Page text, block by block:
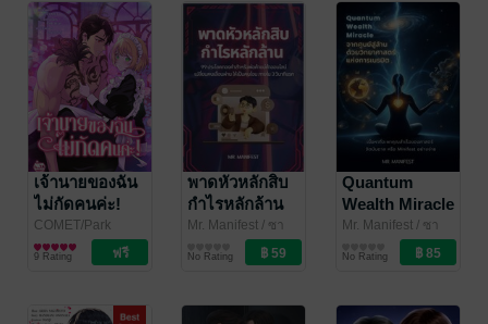
เจ้านายของฉัน
ไม่กัดคนค่ะ!
001
COMET/Park
JiEun/FANTAMANI
/ NETCOMICS
การ์ตูนทั่วไป
9 Rating
พาดหัวหลักสิบ
กำไรหลักล้าน
99 ประโยค
ทองคำสำหรับ
พ่อค้าแม่ค้า
Mr. Manifest / ซา
การตลาดและการ
บัญชี
No Rating
Quantum
Wealth Miracle
จากศูนย์สู่ล้าน
วิทยาศาสตร์
Mr. Manifest/ ซา
พัฒนาตนเอง
No Rating